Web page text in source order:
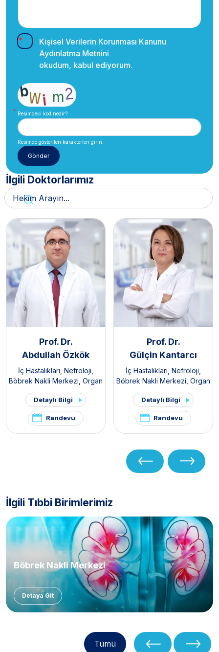
Kişisel Verilerin Korunması Kanunu
Aydınlatma Metnini
okudum, kabul ediyorum.
Resimdeki kod nedir?
Resimde gösterilen karakterleri girin.
İlgili Doktorlarımız
Prof. Dr.
Abdullah Özkök
İç Hastalıkları Nefroloji
Böbrek Nakli Merkezi Organ
Nakli Merkezi
Detaylı Bilgi
Randevu
Prof. Dr.
Gülçin Kantarcı
İç Hastalıkları Nefroloji
Böbrek Nakli Merkezi Organ
Nakli Merkezi
Detaylı Bilgi
Randevu
İlgili Tıbbi Birimlerimiz
Böbrek Nakli Merkezi
Detaya Git
Tümü